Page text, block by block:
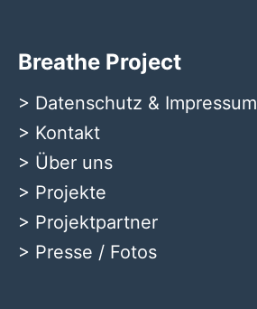
Breathe Project
> Datenschutz & Impressum
> Kontakt
> Über uns
> Projekte
> Projektpartner
> Presse / Fotos